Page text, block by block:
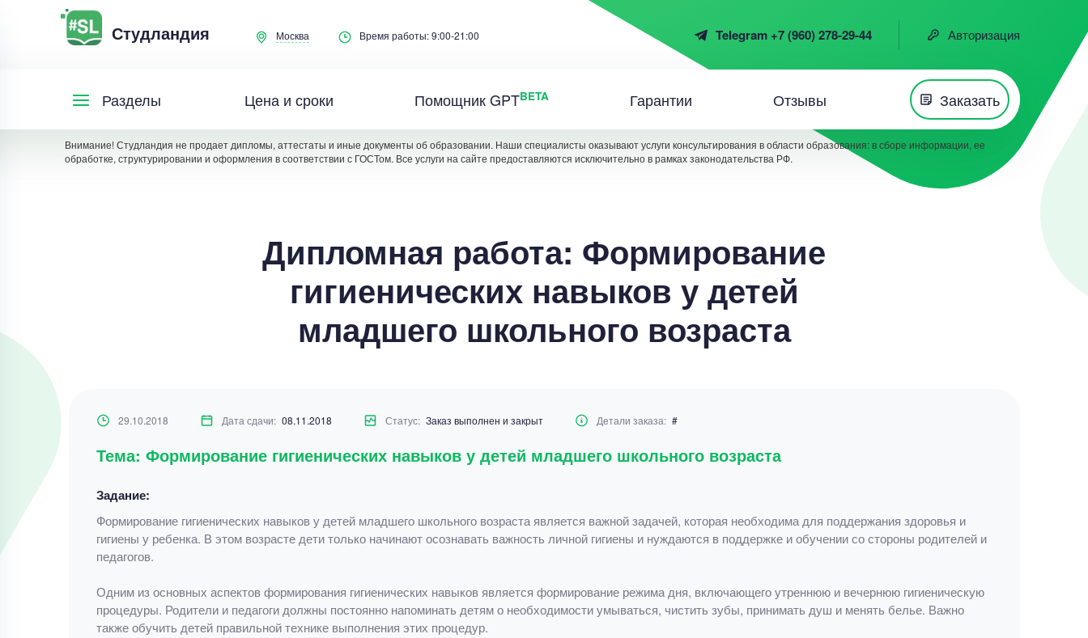
Студландия Москва Время работы: 9:00-21:00 Telegram +7 (960) 278-29-44 Авторизация
Разделы Цена и сроки Помощник GPTBETA Гарантии Отзывы Заказать
Внимание! Студландия не продает дипломы, аттестаты и иные документы об образовании. Наши специалисты оказывают услуги консультирования в области образования: в сборе информации, ее
обработке, структурировании и оформления в соответствии с ГОСТом. Все услуги на сайте предоставляются исключительно в рамках законодательства РФ.
Дипломная работа: Формирование
гигиенических навыков у детей
младшего школьного возраста
29.10.2018 Дата сдачи: 08.11.2018 Статус: Заказ выполнен и закрыт Детали заказа: #
Тема: Формирование гигиенических навыков у детей младшего школьного возраста
Задание:
Формирование гигиенических навыков у детей младшего школьного возраста является важной задачей, которая необходима для поддержания здоровья и
гигиены у ребенка. В этом возрасте дети только начинают осознавать важность личной гигиены и нуждаются в поддержке и обучении со стороны родителей и
педагогов.
Одним из основных аспектов формирования гигиенических навыков является формирование режима дня, включающего утреннюю и вечернюю гигиеническую
процедуры. Родители и педагоги должны постоянно напоминать детям о необходимости умываться, чистить зубы, принимать душ и менять белье. Важно
также обучить детей правильной технике выполнения этих процедур.